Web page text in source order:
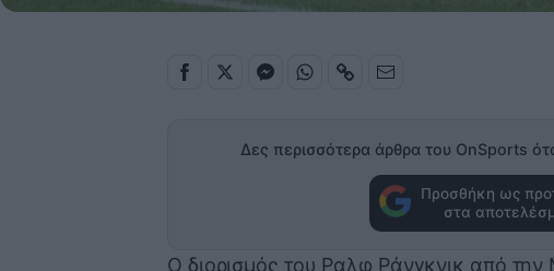
Δες περισσότερα άρθρα του OnSports
Προσθήκη ως
στα
Ο διορισμός του Ραλφ Ράνγκνικ από την